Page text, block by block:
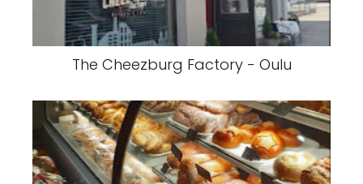
The Cheezburg Factory - Oulu